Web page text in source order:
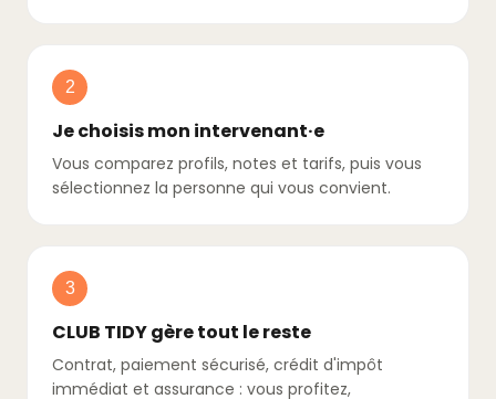
2
Je choisis mon intervenant·e
Vous comparez profils, notes et tarifs, puis vous
sélectionnez la personne qui vous convient.
3
CLUB TIDY gère tout le reste
Contrat, paiement sécurisé, crédit d'impôt
immédiat et assurance : vous profitez,